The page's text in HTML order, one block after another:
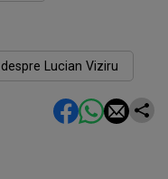
despre Lucian Viziru